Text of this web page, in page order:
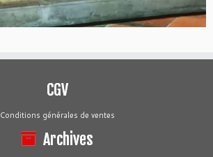
CGV
Conditions générales de ventes
Archives